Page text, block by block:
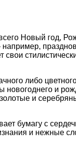
Новый год,
свои
либо
и
и
бумагу с
и нежные